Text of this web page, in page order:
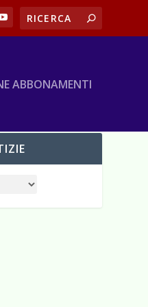
ABBONAMENTI